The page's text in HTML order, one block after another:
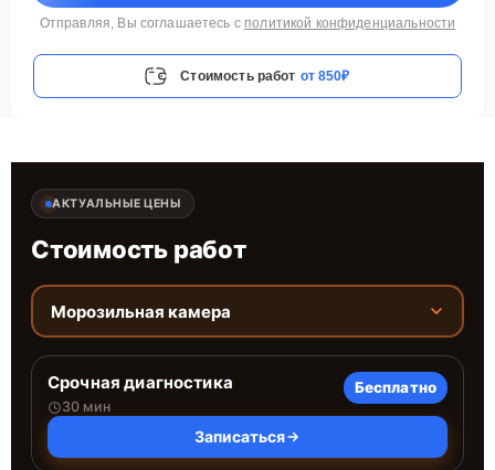
Отправляя, Вы соглашаетесь с политикой конфиденциальности
Стоимость работ от 850₽
АКТУАЛЬНЫЕ ЦЕНЫ
Стоимость работ
Морозильная камера
Срочная диагностика
30 мин
Бесплатно
Записаться